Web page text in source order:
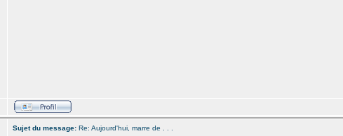
Sujet du message: Re: Aujourd'hui, marre de . . .